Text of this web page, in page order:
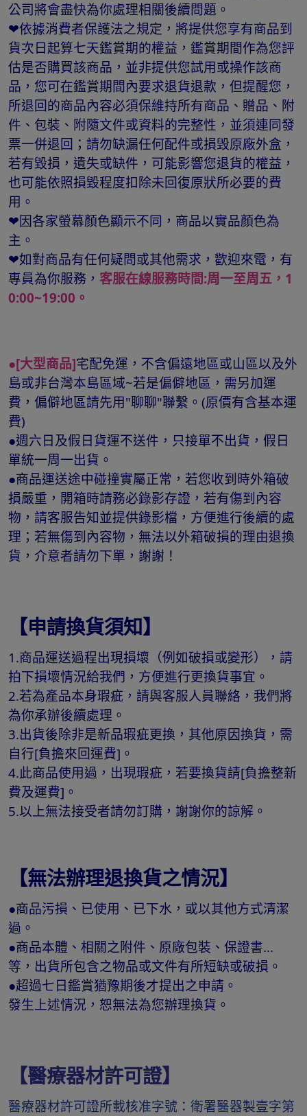
公司將會盡快為你處理相關後續問題。
❤依據消費者保護法之規定，將提供您享有商品到
貨次日起算七天鑑賞期的權益，鑑賞期間作為您評
估是否購買該商品，並非提供您試用或操作該商
品，您可在鑑賞期間內要求退貨退款，但提醒您，
所退回的商品內容必須保維持所有商品、贈品、附
件、包裝、附隨文件或資料的完整性，並須連同發
票一併退回；請勿缺漏任何配件或損毁原廠外盒，
若有毀損，遺失或缺件，可能影響您退貨的權益，
也可能依照損毀程度扣除未回復原狀所必要的費
用。
❤因各家螢幕顏色顯示不同，商品以實品顏色為
主。
❤如對商品有任何疑問或其他需求，歡迎來電，有
專員為你服務， 客服在線服務時間:周一至周五，1
0:00~19:00。
●[大型商品]宅配免運，不含偏遠地區或山區以及外
島或非台灣本島區域~若是偏僻地區，需另加運
費，偏僻地區請先用"聊聊"聯繫。(原價有含基本運
費)
●週六日及假日貨運不送件，只接單不出貨，假日
單統一周一出貨。
●商品運送途中碰撞實屬正常，若您收到時外箱破
損嚴重，開箱時請務必錄影存證，若有傷到內容
物，請客服告知並提供錄影檔，方便進行後續的處
理；若無傷到內容物，無法以外箱破損的理由退換
貨，介意者請勿下單，謝謝！
【申請換貨須知】
1.商品運送過程出現損壞（例如破損或變形），請
拍下損壞情況給我們，方便進行更換貨事宜。
2.若為產品本身瑕疵，請與客服人員聯絡，我們將
為你承辦後續處理。
3.出貨後除非是新品瑕疵更換，其他原因換貨，需
自行[負擔來回運費]。
4.此商品使用過，出現瑕疵，若要換貨請[負擔整新
費及運費]。
5.以上無法接受者請勿訂購，謝謝你的諒解。
【無法辦理退換貨之情況】
●商品污損、已使用、已下水，或以其他方式清潔
過。
●商品本體、相關之附件、原廠包裝、保證書...
等，出貨所包含之物品或文件有所短缺或破損。
●超過七日鑑賞猶豫期後才提出之申請。
發生上述情況，恕無法為您辦理換貨。
【醫療器材許可證】
醫療器材許可證所載核准字號：衛署醫器製壹字第